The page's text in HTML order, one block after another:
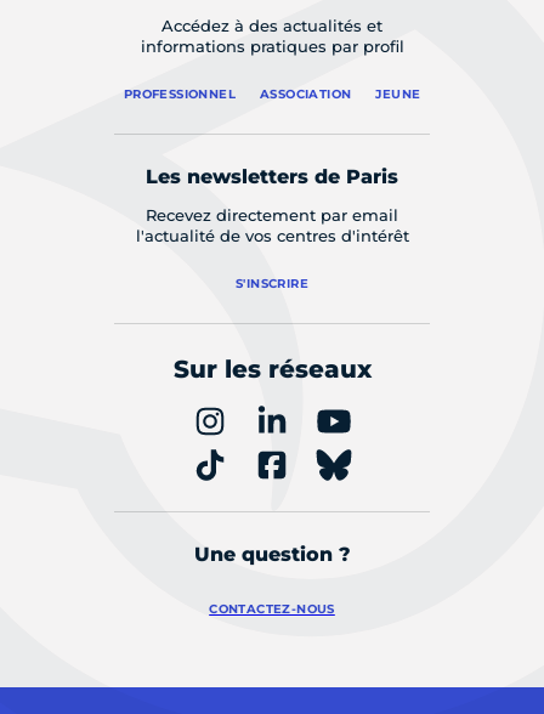
Accédez à des actualités et
informations pratiques par profil
PROFESSIONNEL ASSOCIATION JEUNE
Les newsletters de Paris
Recevez directement par email
l'actualité de vos centres d'intérêt
S'INSCRIRE
Sur les réseaux
Une question ?
CONTACTEZ-NOUS